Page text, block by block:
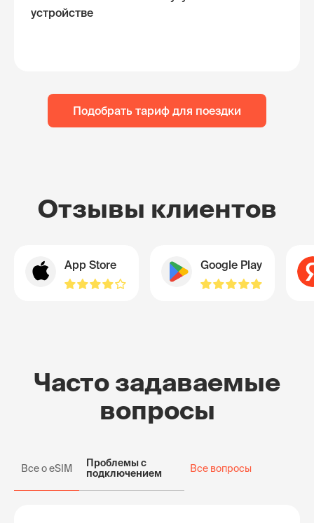
устройстве
Подобрать тариф для поездки
Отзывы клиентов
App Store Google Play
Часто задаваемые
вопросы
Все о eSIM
Проблемы с
подключением
Все вопросы